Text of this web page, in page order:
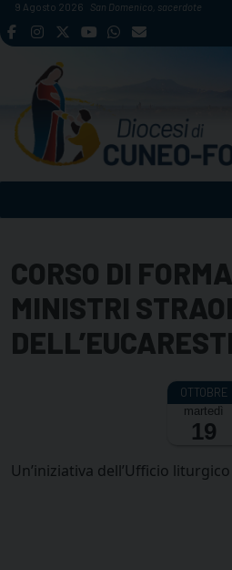
Skip
to
9 Agosto 2026 San Domenico, sacerdote
CORSO DI
MINISTRI
martedì
19
Un’iniziativa dell’Ufficio